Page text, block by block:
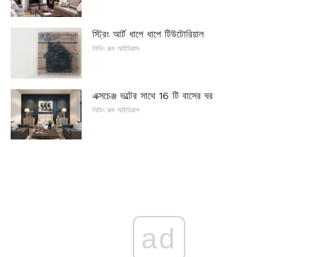
স্ট্রিং আর্ট ধাপে ধাপে টিউটোরিয়াল
লিভিং রুম আইডিয়াস
এক্সচেঞ্জ ভল্টের সাথে 16 টি বাসের ঘর
লিভিং রুম আইডিয়াস
ad